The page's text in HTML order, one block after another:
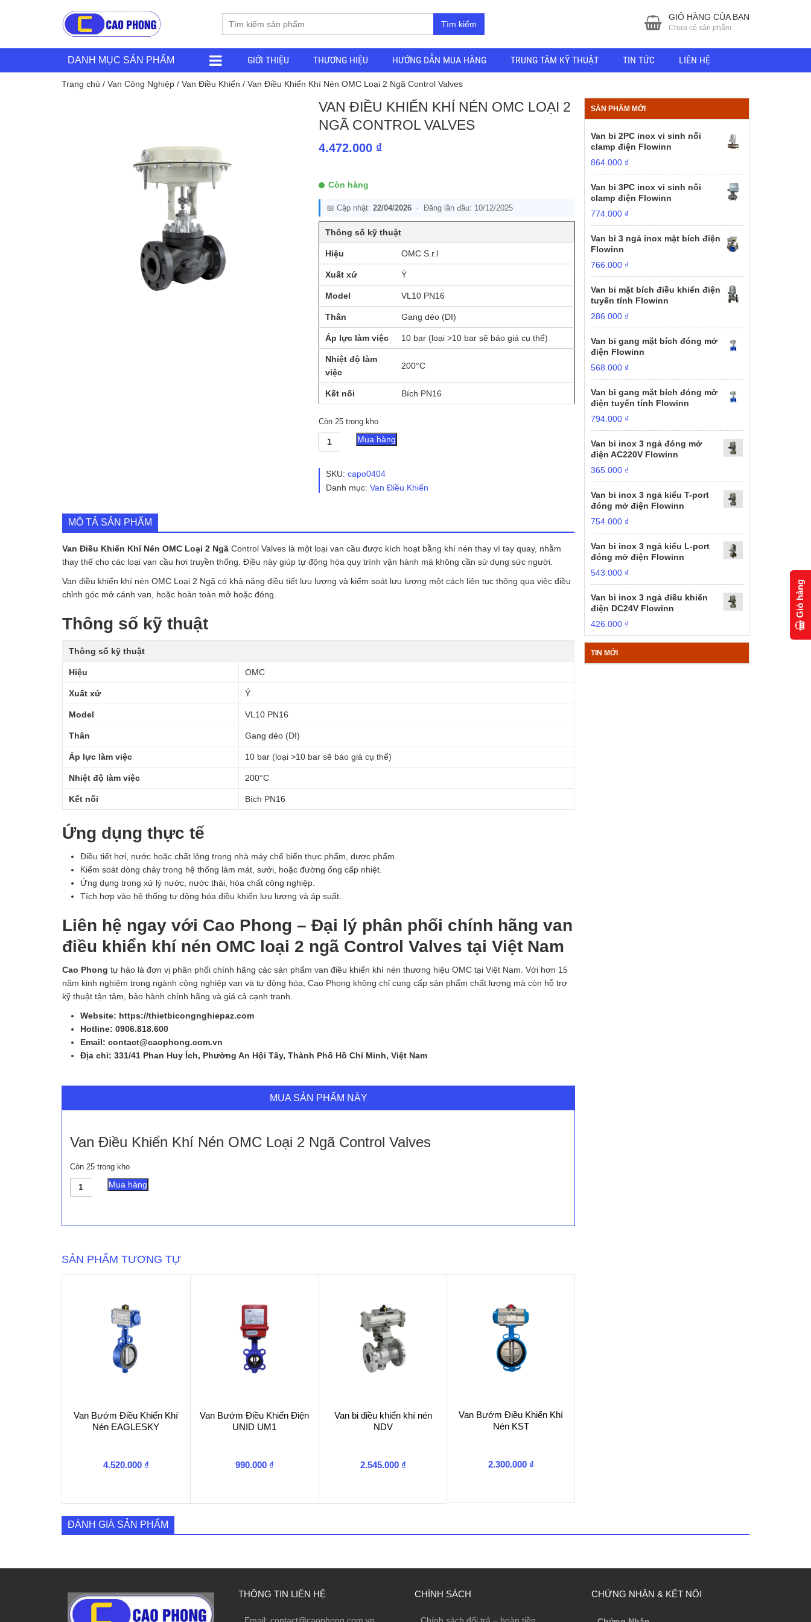
Tìm kiếm
GIỎ HÀNG CỦA BẠN
Chưa có sản phẩm
DANH MỤC SẢN PHẨM GIỚI THIỆU THƯƠNG HIỆU HƯỚNG DẪN MUA HÀNG TRUNG TÂM KỸ THUẬT TIN TỨC LIÊN HỆ
Trang chủ / Van Công Nghiệp / Van Điều Khiển / Van Điều Khiển Khí Nén OMC Loại 2 Ngã Control Valves
VAN ĐIỀU KHIỂN KHÍ NÉN OMC LOẠI 2
NGÃ CONTROL VALVES
4.472.000 ₫
Còn hàng
📅 Cập nhật: 22/04/2026· Đăng lần đầu: 10/12/2025
Thông số kỹ thuật
Hiệu OMC S.r.l
Xuất xứ Ý
Model VL10 PN16
Thân Gang dẻo (DI)
Áp lực làm việc 10 bar (loại >10 bar sẽ báo giá cụ thể)
Nhiệt độ làm
việc
200°C
Kết nối Bích PN16
Còn 25 trong kho
Van
Khí
OMC
Control
Valves
lượng
Mua hàng
SKU: capo0404
Danh mục: Van Điều Khiển
MÔ TẢ SẢN PHẨM
Van Điều Khiển Khí Nén OMC Loại 2 Ngã Control Valves là một loại van cầu được kích hoạt bằng khí nén thay vì tay quay, nhằm
thay thế cho các loại van cầu hơi truyền thống. Điều này giúp tự động hóa quy trình vận hành mà không cần sử dụng sức người.
Van điều khiển khí nén OMC Loại 2 Ngã có khả năng điều tiết lưu lượng và kiểm soát lưu lượng một cách liên tục thông qua việc điều
chỉnh góc mở cánh van, hoặc hoàn toàn mở hoặc đóng.
Thông số kỹ thuật
Thông số kỹ thuật
Hiệu OMC
Xuất xứ Ý
Model VL10 PN16
Thân Gang dẻo (DI)
Áp lực làm việc 10 bar (loại >10 bar sẽ báo giá cụ thể)
Nhiệt độ làm việc 200°C
Kết nối Bích PN16
Ứng dụng thực tế
Điều tiết hơi, nước hoặc chất lỏng trong nhà máy chế biến thực phẩm, dược phẩm.
Kiểm soát dòng chảy trong hệ thống làm mát, sưởi, hoặc đường ống cấp nhiệt.
Ứng dụng trong xử lý nước, nước thải, hóa chất công nghiệp.
Tích hợp vào hệ thống tự động hóa điều khiển lưu lượng và áp suất.
Liên hệ ngay với Cao Phong – Đại lý phân phối chính hãng van
điều khiển khí nén OMC loại 2 ngã Control Valves tại Việt Nam
Cao Phong tự hào là đơn vị phân phối chính hãng các sản phẩm van điều khiển khí nén thương hiệu OMC tại Việt Nam. Với hơn 15
năm kinh nghiệm trong ngành công nghiệp van và tự động hóa, Cao Phong không chỉ cung cấp sản phẩm chất lượng mà còn hỗ trợ
kỹ thuật tận tâm, bảo hành chính hãng và giá cả cạnh tranh.
Website: https://thietbicongnghiepaz.com
Hotline: 0906.818.600
Email: contact@caophong.com.vn
Địa chỉ: 331/41 Phan Huy Ích, Phường An Hội Tây, Thành Phố Hồ Chí Minh, Việt Nam
MUA SẢN PHẨM NÀY
Van Điều Khiển Khí Nén OMC Loại 2 Ngã Control Valves
Còn 25 trong kho
Van
Nén
2
Mua hàng
SẢN PHẨM TƯƠNG TỰ
Van Bướm Điều Khiển Khí
Nén EAGLESKY
4.520.000 ₫
Van Bướm Điều Khiển Điện
UNID UM1
990.000 ₫
Van bi điều khiển khí nén
NDV
2.545.000 ₫
Van Bướm Điều Khiển Khí
Nén KST
2.300.000 ₫
SẢN PHẨM MỚI
Van bi 2PC inox vi sinh nối
clamp điện Flowinn
864.000 ₫
Van bi 3PC inox vi sinh nối
clamp điện Flowinn
774.000 ₫
Van bi 3 ngả inox mặt bích điện
Flowinn
766.000 ₫
Van bi mặt bích điều khiển điện
tuyến tính Flowinn
286.000 ₫
Van bi gang mặt bích đóng mở
điện Flowinn
568.000 ₫
Van bi gang mặt bích đóng mở
điện tuyến tính Flowinn
794.000 ₫
Van bi inox 3 ngả đóng mở
điện AC220V Flowinn
365.000 ₫
Van bi inox 3 ngả kiểu T-port
đóng mở điện Flowinn
754.000 ₫
Van bi inox 3 ngả kiểu L-port
đóng mở điện Flowinn
543.000 ₫
Van bi inox 3 ngả điều khiển
điện DC24V Flowinn
426.000 ₫
TIN MỚI
ĐÁNH GIÁ SẢN PHẨM
THÔNG TIN LIÊN HỆ CHÍNH SÁCH CHỨNG NHẬN & KẾT NỐI
Giỏ hàng